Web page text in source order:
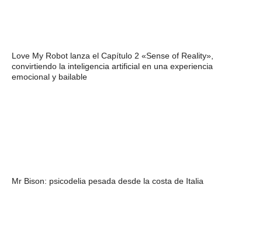
Love My Robot lanza el Capítulo 2 «Sense of Reality»,
convirtiendo la inteligencia artificial en una experiencia
emocional y bailable
Mr Bison: psicodelia pesada desde la costa de Italia